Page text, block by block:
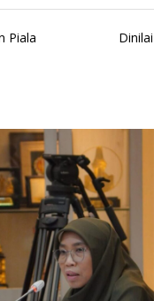
Piala